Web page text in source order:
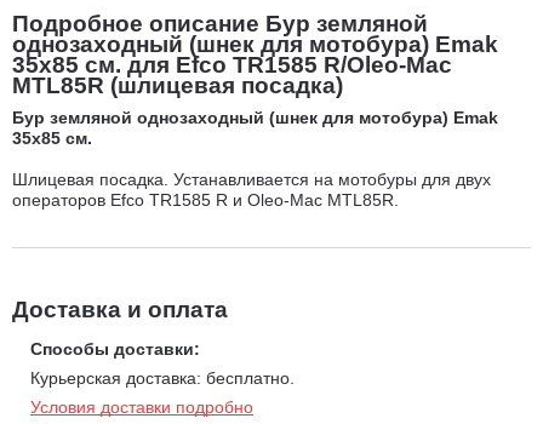
Подробное описание Бур земляной
однозаходный (шнек для мотобура) Emak
35х85 см. для Efco TR1585 R/Oleo-Mac
MTL85R (шлицевая посадка)
Бур земляной однозаходный (шнек для мотобура) Emak
35х85 см.
Шлицевая посадка. Устанавливается на мотобуры для двух
операторов Efco TR1585 R и Oleo-Mac MTL85R.
Доставка и оплата
Способы доставки:
Курьерская доставка: бесплатно.
Условия доставки подробно